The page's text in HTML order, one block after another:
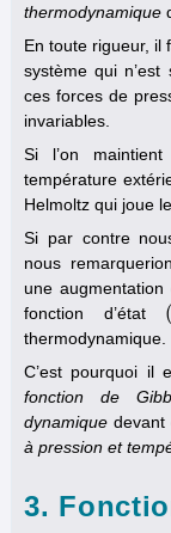
thermodynamique
En toute rigueur, il
système qui
ces forces de
invariables.
Si l’on
température
Helmoltz qui joue
Si par contre
nous
une
fonction d’état (
(
thermodynamique.
C’est pourquoi il
fonction de
dynamique devant
à pression et
3.